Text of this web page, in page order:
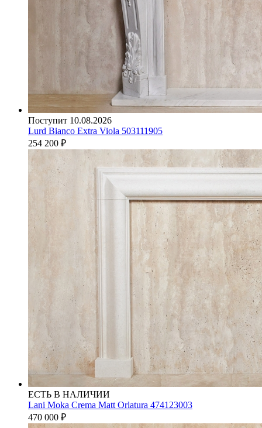
Поступит 10.08.2026
Lurd Bianco Extra Viola 503111905
254 200 ₽
ЕСТЬ В НАЛИЧИИ
Lani Moka Crema Matt Orlatura 474123003
470 000 ₽